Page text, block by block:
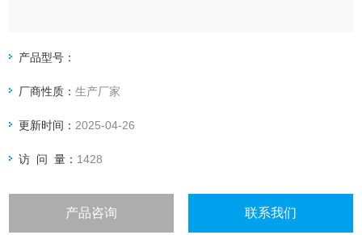
产品型号：
厂商性质：生产厂家
更新时间： 2025-04-26
访 问 量： 1428
产品咨询 联系我们